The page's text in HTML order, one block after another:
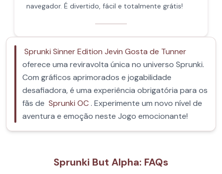
navegador. É divertido, fácil e totalmente grátis!
Sprunki Sinner Edition Jevin Gosta de Tunner
oferece uma reviravolta única no universo Sprunki.
Com gráficos aprimorados e jogabilidade
desafiadora, é uma experiência obrigatória para os
fãs de Sprunki OC. Experimente um novo nível de
aventura e emoção neste Jogo emocionante!
Sprunki But Alpha: FAQs